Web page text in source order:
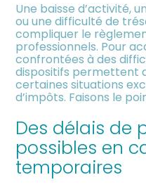
Construire votre
Être prêt pour la
électronique
Investir dans la
meublée
Une baisse d’activité,
ou une difficulté de
compliquer le
professionnels. Pour
confrontées à des
dispositifs permettent
certaines situations
d’impôts. Faisons le
Des délais de
possibles en
temporaires